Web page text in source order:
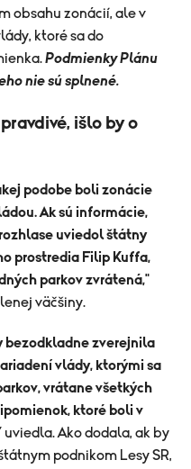
obsahu zonácií, ale v
ktoré sa do
Podmienky Plánu
nie sú splnené.
išlo by o
podobe boli zonácie
Ak sú informácie,
uviedol štátny
prostredia Filip Kuffa,
parkov zvrátená,"
väčšiny.
bezodkladne zverejnila
vlády, ktorými sa
vrátane všetkých
ktoré boli v
uviedla. Ako dodala, ak by
podnikom Lesy SR,